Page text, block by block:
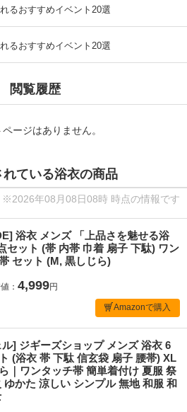
るおすすめイベント20選
るおすすめイベント20選
閲覧履歴
ージはありません。
ている浴衣の商品
※2026年08月08日08時 時点の情報です
浴衣 メンズ 「上品さを魅せる浴
セット (帯 内帯 巾着 扇子 下駄) ワン
セット (M, 黒しじら)
： 4,999円
Amazonで購入
] ジギーズショップ メンズ 浴衣 6
(浴衣 帯 下駄 信玄袋 扇子 腰帯) XL
｜ワンタッチ帯 簡単着付け 夏服 祭
ゆかた 涼しい シンプル 無地 和服 和